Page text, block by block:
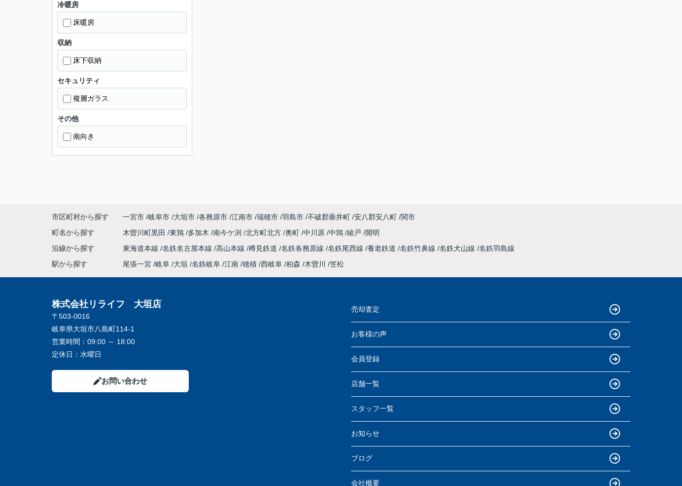
冷暖房
床暖房
収納
床下収納
セキュリティ
複層ガラス
その他
南向き
市区町村から探す 一宮市 岐阜市 大垣市 各務原市 江南市 瑞穂市 羽島市 不破郡垂井町 安八郡安八町 関市
町名から探す
木曽川町黒田 東鶉 多加木 南今ケ渕 北方町北方 奥町 中川原 中鶉 綾戸
開明
沿線から探す
東海道本線 名鉄名古屋本線 高山本線 樽見鉄道 名鉄各務原線 名鉄尾西線 養老鉄道 名鉄竹鼻線 名鉄犬山線 名鉄羽島線
駅から探す
尾張一宮 岐阜 大垣 名鉄岐阜 江南 穂積 西岐阜 柏森 木曽川 笠松
株式会社リライフ 大垣店
〒503-0016
岐阜県大垣市八島町114-1
営業時間： 09:00 ～ 18:00
定休日： 水曜日
お問い合わせ
売却査定
お客様の声
会員登録
店舗一覧
スタッフ一覧
お知らせ
ブログ
会社概要